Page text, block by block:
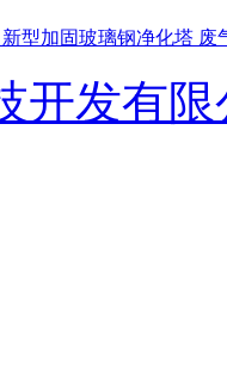
型加固玻璃钢净化塔 废
开发有限